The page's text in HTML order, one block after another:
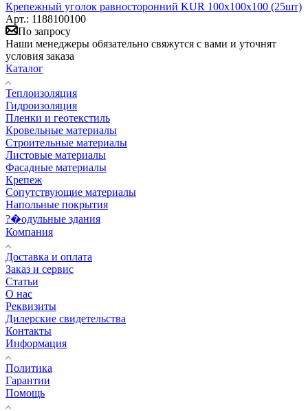
Крепежный уголок равносторонний KUR 100х100х100 (25шт)
Арт.: 1188100100
По запросу
Наши менеджеры обязательно свяжутся с вами и уточнят
условия заказа
Каталог
Теплоизоляция
Гидроизоляция
Пленки и геотекстиль
Кровельные материалы
Строительные материалы
Листовые материалы
Фасадные материалы
Крепеж
Сопутствующие материалы
Напольные покрытия
?�одульные здания
Компания
Доставка и оплата
Заказ и сервис
Статьи
О нас
Реквизиты
Дилерские свидетельства
Контакты
Информация
Политика
Гарантии
Помощь